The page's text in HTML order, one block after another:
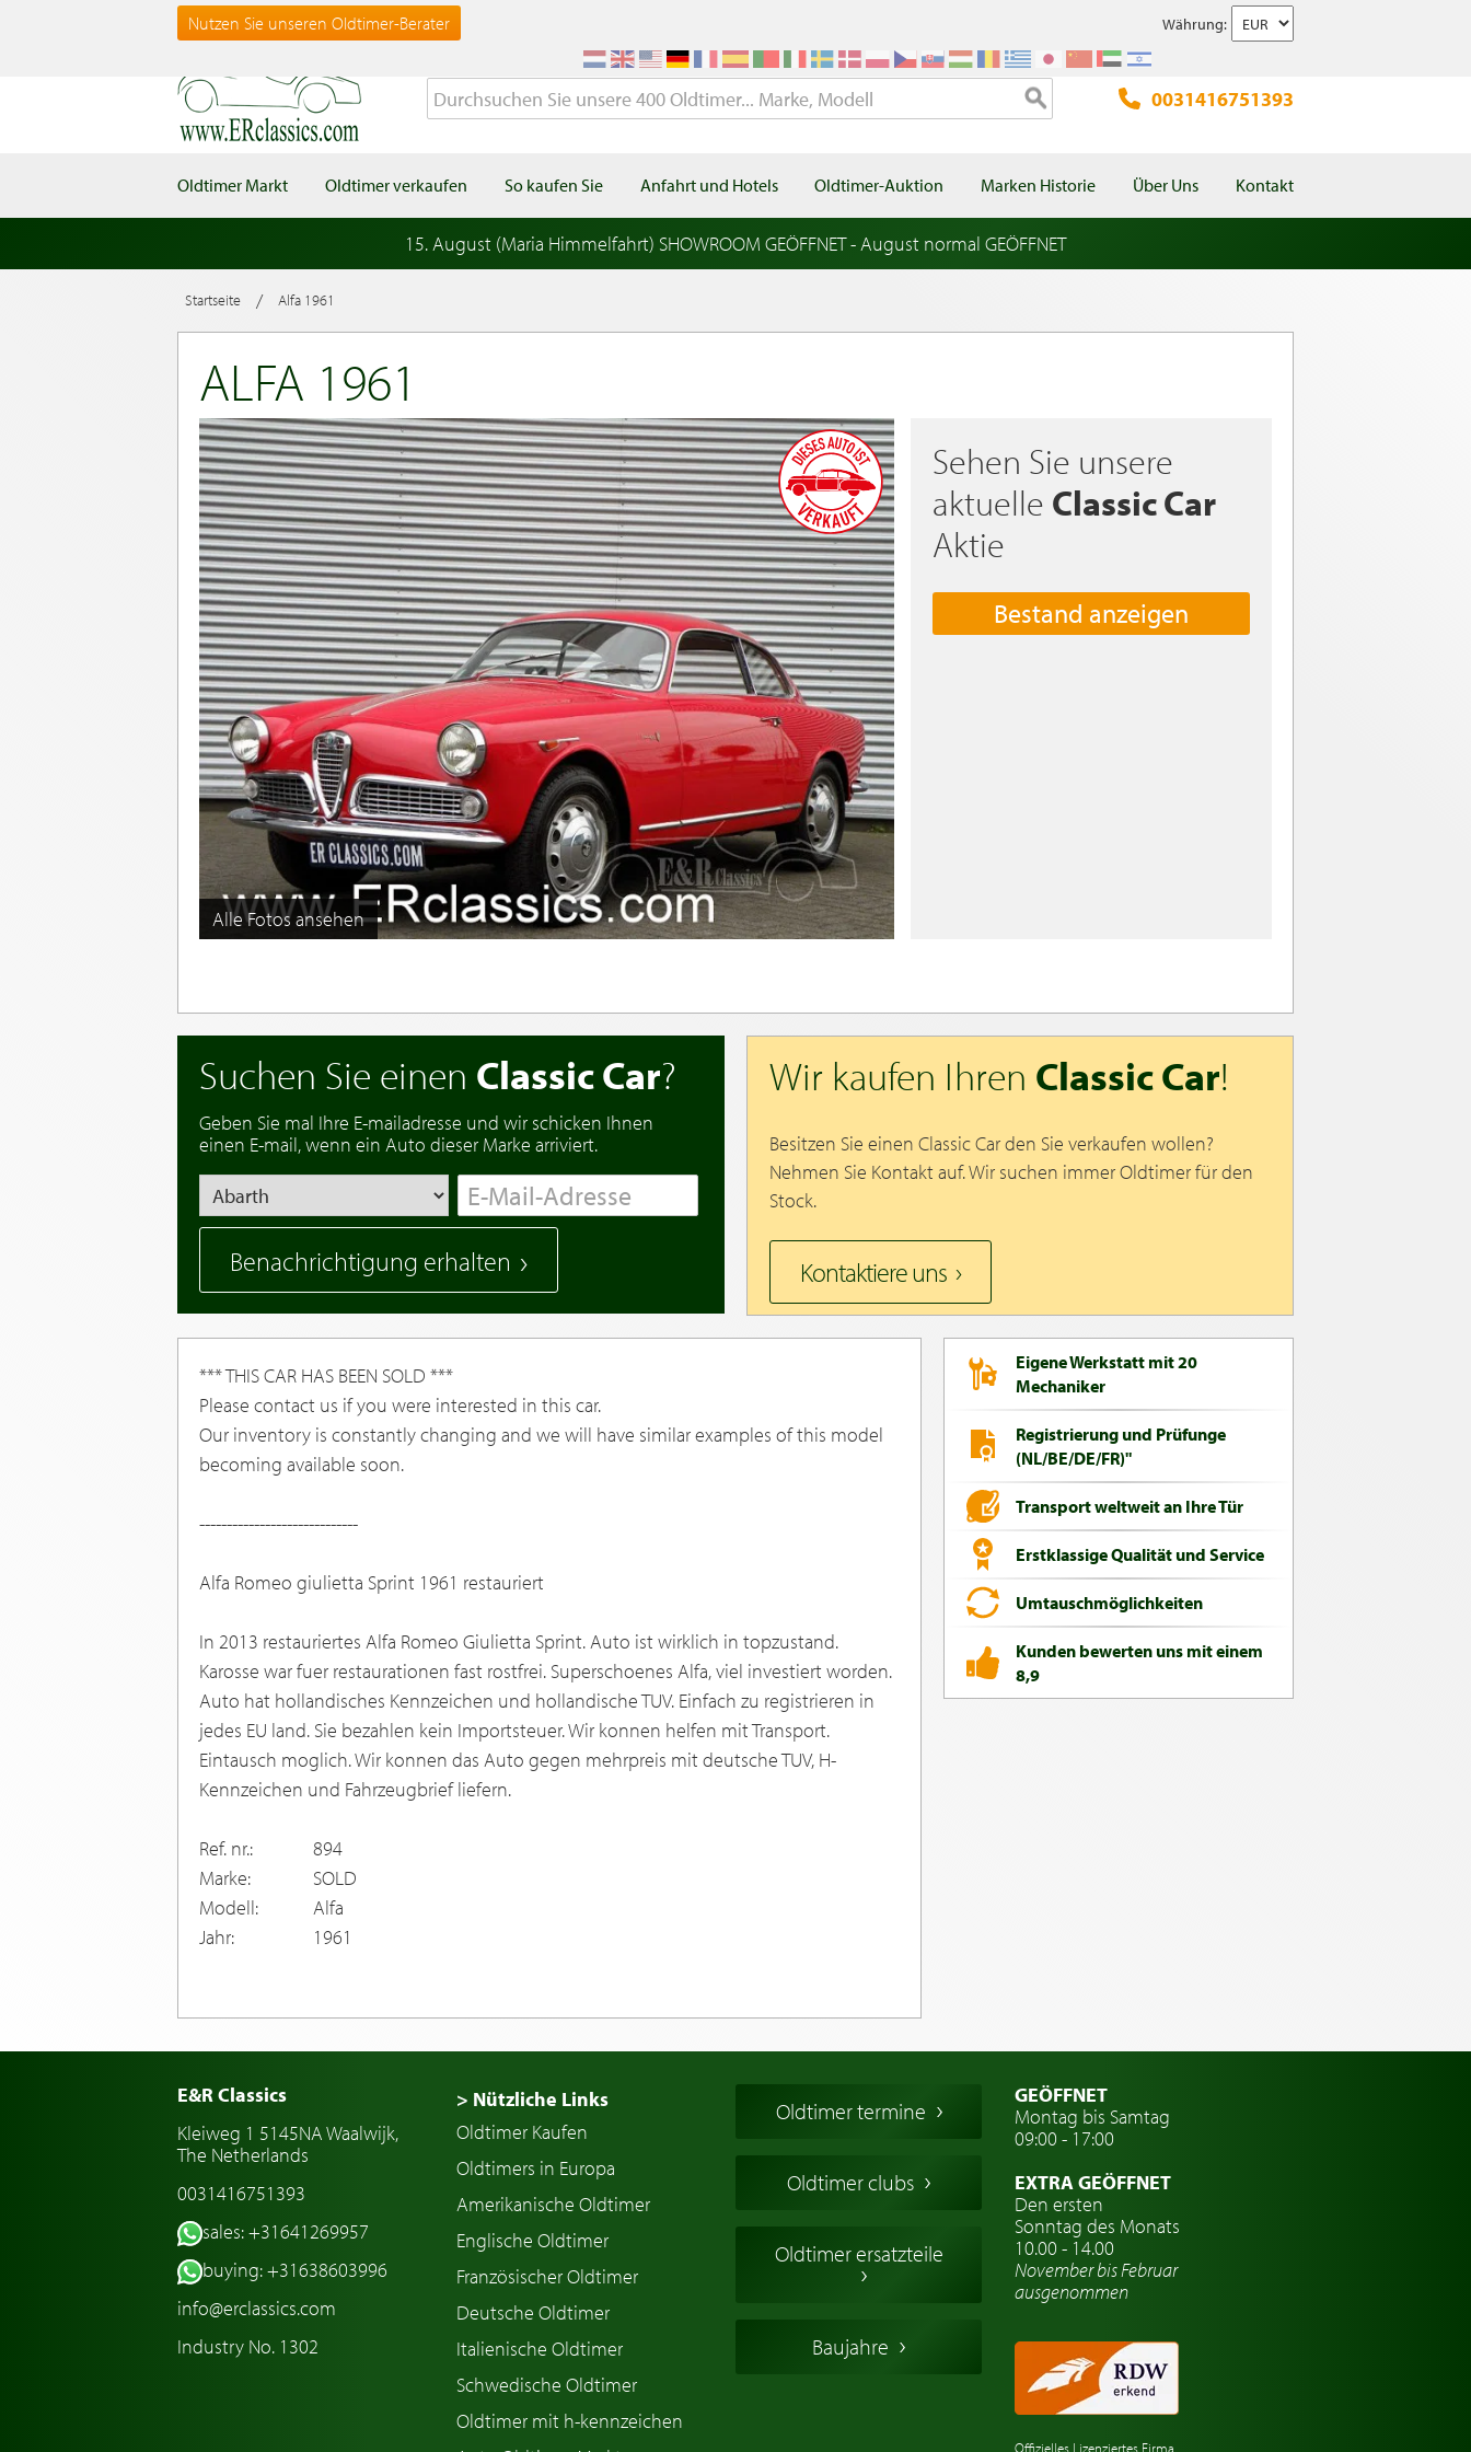
Nutzen Sie unseren Oldtimer-Berater Währung:
0031416751393
Oldtimer Markt Oldtimer verkaufen So kaufen Sie Anfahrt und Hotels Oldtimer-Auktion Marken Historie Über Uns Kontakt
15. August (Maria Himmelfahrt) SHOWROOM GEÖFFNET - August normal GEÖFFNET
Startseite / Alfa 1961
ALFA 1961
Alle Fotos ansehen
Sehen Sie unsere
aktuelle Classic Car
Aktie
Bestand anzeigen
Suchen Sie einen Classic Car?
Geben Sie mal Ihre E-mailadresse und wir schicken Ihnen
einen E-mail, wenn ein Auto dieser Marke arriviert.
Benachrichtigung erhalten
Wir kaufen Ihren Classic Car!
Besitzen Sie einen Classic Car den Sie verkaufen wollen?
Nehmen Sie Kontakt auf. Wir suchen immer Oldtimer für den
Stock.
Kontaktiere uns
*** THIS CAR HAS BEEN SOLD ***
Please contact us if you were interested in this car.
Our inventory is constantly changing and we will have similar examples of this model
becoming available soon.
-----------------------------
Alfa Romeo giulietta Sprint 1961 restauriert
In 2013 restauriertes Alfa Romeo Giulietta Sprint. Auto ist wirklich in topzustand.
Karosse war fuer restaurationen fast rostfrei. Superschoenes Alfa, viel investiert worden.
Auto hat hollandisches Kennzeichen und hollandische TUV. Einfach zu registrieren in
jedes EU land. Sie bezahlen kein Importsteuer. Wir konnen helfen mit Transport.
Eintausch moglich. Wir konnen das Auto gegen mehrpreis mit deutsche TUV, H-
Kennzeichen und Fahrzeugbrief liefern.
Ref. nr.:
894
Marke:
SOLD
Modell:
Alfa
Jahr:
1961
Eigene Werkstatt mit 20
Mechaniker
Registrierung und Prüfunge
(NL/BE/DE/FR)"
Transport weltweit an Ihre Tür
Erstklassige Qualität und Service
Umtauschmöglichkeiten
Kunden bewerten uns mit einem
8,9
E&R Classics
Kleiweg 1 5145NA Waalwijk,
The Netherlands
0031416751393
sales: +31641269957
buying: +31638603996
info@erclassics.com
Industry No. 1302
> Nützliche Links
Oldtimer Kaufen
Oldtimers in Europa
Amerikanische Oldtimer
Englische Oldtimer
Französischer Oldtimer
Deutsche Oldtimer
Italienische Oldtimer
Schwedische Oldtimer
Oldtimer mit h-kennzeichen
Oldtimer termine
Oldtimer clubs
Oldtimer ersatzteile
Baujahre
GEÖFFNET
Montag bis Samtag
09:00 - 17:00
EXTRA GEÖFFNET
Den ersten
Sonntag des Monats
10.00 - 14.00
November bis Februar
ausgenommen
Offizielles Lizenziertes Firma